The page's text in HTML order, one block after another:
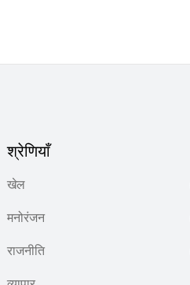
श्रेणियाँ
खेल
मनोरंजन
राजनीति